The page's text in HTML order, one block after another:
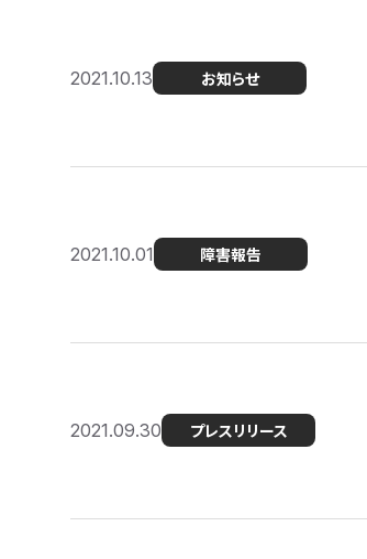
2021.10.13 お知らせ
2021.10.01 障害報告
2021.09.30 プレスリリース